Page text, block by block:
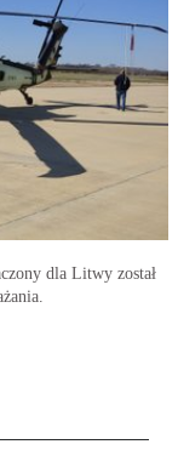
dla Litwy został